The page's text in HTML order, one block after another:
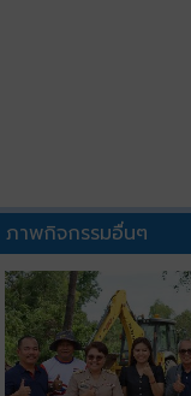
ภาพกิจกรรมอื่นๆ